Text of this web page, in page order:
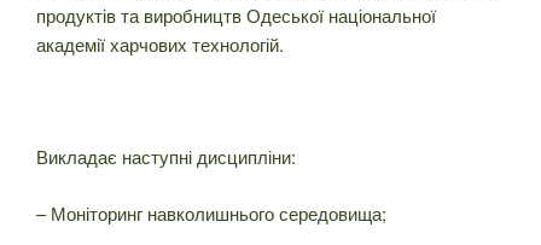
продуктів та виробництв Одеської національної
академії харчових технологій.
Викладає наступні дисципліни:
– Моніторинг навколишнього середовища;